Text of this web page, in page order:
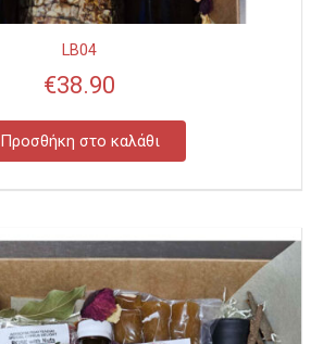
LB04
€38.90
Προσθήκη στο καλάθι